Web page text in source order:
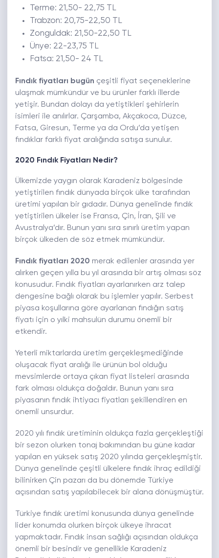
Terme: 21,50- 22,75 TL
Trabzon: 20,75-22,50 TL
Zonguldak: 21,50-22,50 TL
Ünye: 22-23,75 TL
Fatsa: 21,50- 24 TL
Fındık fiyatları bugün çeşitli fiyat seçeneklerine
ulaşmak mümkündür ve bu ürünler farklı illerde
yetişir. Bundan dolayı da yetiştikleri şehirlerin
isimleri ile anılırlar. Çarşamba, Akçakoca, Düzce,
Fatsa, Giresun, Terme ya da Ordu’da yetişen
fındıklar farklı fiyat aralığında satışa sunulur.
2020 Fındık Fiyatları Nedir?
Ülkemizde yaygın olarak Karadeniz bölgesinde
yetiştirilen fındık dünyada birçok ülke tarafından
üretimi yapılan bir gıdadır. Dünya genelinde fındık
yetiştirilen ülkeler ise Fransa, Çin, İran, Şili ve
Avustralya’dır. Bunun yanı sıra sınırlı üretim yapan
birçok ülkeden de söz etmek mümkündür.
Fındık fiyatları 2020 merak edilenler arasında yer
alırken geçen yılla bu yıl arasında bir artış olması söz
konusudur. Fındık fiyatları ayarlanırken arz talep
dengesine bağlı olarak bu işlemler yapılır. Serbest
piyasa koşullarına göre ayarlanan fındığın satış
fiyatı için o yılki mahsulün durumu önemli bir
etkendir.
Yeterli miktarlarda üretim gerçekleşmediğinde
oluşacak fiyat aralığı ile ürünün bol olduğu
mevsimlerde ortaya çıkan fiyat listeleri arasında
fark olması oldukça doğaldır. Bunun yanı sıra
piyasanın fındık ihtiyacı fiyatları şekillendiren en
önemli unsurdur.
2020 yılı fındık üretiminin oldukça fazla gerçekleştiği
bir sezon olurken tonaj bakımından bu güne kadar
yapılan en yüksek satış 2020 yılında gerçekleşmiştir.
Dünya genelinde çeşitli ülkelere fındık ihraç edildiği
bilinirken Çin pazarı da bu dönemde Türkiye
açısından satış yapılabilecek bir alana dönüşmüştür.
Türkiye fındık üretimi konusunda dünya genelinde
lider konumda olurken birçok ülkeye ihracat
yapmaktadır. Fındık insan sağlığı açısından oldukça
önemli bir besindir ve genellikle Karadeniz